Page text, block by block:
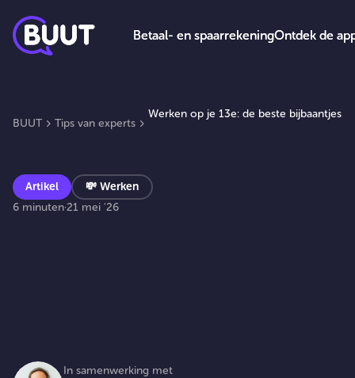
Betaal- en spaarrekeningOntdek de
Betaal- en spaarrekeningOntdek de
BUUT Tips van experts
Werken op je 13e: de beste bijbaantjes
Artikel 💸 Werken
6 minuten·21 mei '26
In samenwerking met